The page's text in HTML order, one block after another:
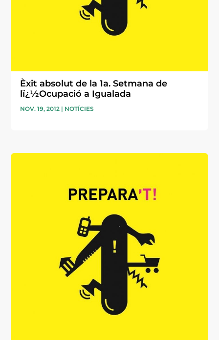
Èxit absolut de la 1a. Setmana de
lï¿½Ocupació a Igualada
NOV. 19, 2012 | NOTÍCIES